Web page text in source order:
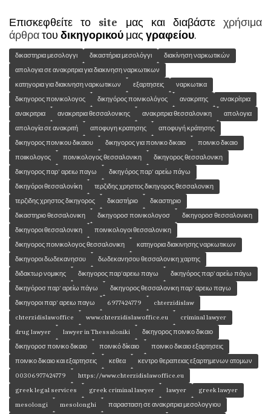
Επισκεφθείτε το site μας και διαβάστεχρήσιμα
άρθρα του δικηγορικού μας γραφείου.
δικαστηρια μεσολογγι δικαστήρια μεσολόγγι
διακίνηση ναρκωτικών
απολογια σε ανακριτρια για διακινηση ναρκωτικων
κατηγορια για διακινηση ναρκωτικων
εξαρτησεις
ναρκωτικα
δικηγορος ποινικολογος
δικηγόρος ποινικολόγος ανακριτης
ανακρίτρια
ανακριτρια
ανακριτρια θεσσαλονικης ανακριτρια θεσσαλονικη
απολογια
απολογία σε ανακριτή
αποφυγη κρατησης
αποφυγή κράτησης
δικηγορος ποινικου δικαιου
δικηγορος για ποινικο δικαιο
ποινικο δικαιο
ποιικολογος
ποινικολογος θεσσαλονικη
δικηγορος θεσσαλονικη
δικηγορος παρ' αρειω παγω
δικηγόρος παρ' αρείω πάγω
δικηγόροι θεσσαλονίκη
τερζιδης χρηστος δικηγορος θεσσαλονικη
τερζιδης χρηστος δικηγορος
δικαστήριο
δικαστηριο
δικαστηριο θεσσαλονικη
δικηγοροσ ποινικολογοσ
δικηγοροσ θεσσαλονικη
δικηγοροι θεσσαλονικη
ποινικολογοι θεσσαλονικη
δικηγορος ποινικολογος θεσσαλονικη
κατηγορια διακινησης ναρκωτικων
δικηγοροι δωδεκανησου
δωδεκανησου θεσσαλονικη χαρτης
διδακτωρ νομικης
δικηγορος παρ'αρειω παγω
δικηγόρος παρ’ αρείω πάγω
δικηγόροσ παρ' αρείω πάγω
δικηγορος θεσσαλονικη παρ' αρειω παγω
δικηγοροι παρ' αρειω παγω
6977424779
chterzidislaw
chterzidislawoffice
www.chterzidislawoffice.eu
criminal lawyer
drug lawyer
lawyer in Thessaloniki
δικηγορος ποινικο δικαιο
δικηγοροσ ποινικο δικαιο
ποινικό δίκαιο
ποινικο δικαιο εξαρτησεις
ποινικο δικαιο και εξαρτησεις
κεθεα
κεντρο θεραπειας εξαρτημενων ατομων
00306977424779
https://www.chterzidislawoffice.eu
greek legal services
greek criminal lawyer lawyer
greek lawyer
mesolongi
mesolonghi
παρασταση σε ανακριτρια μεσολογγιου